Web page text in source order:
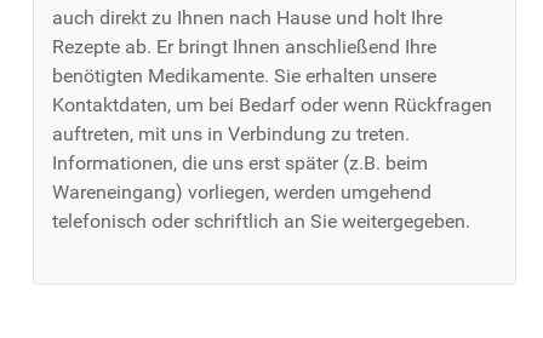
auch direkt zu Ihnen nach Hause und holt Ihre
Rezepte ab. Er bringt Ihnen anschließend Ihre
benötigten Medikamente. Sie erhalten unsere
Kontaktdaten, um bei Bedarf oder wenn Rückfragen
auftreten, mit uns in Verbindung zu treten.
Informationen, die uns erst später (z.B. beim
Wareneingang) vorliegen, werden umgehend
telefonisch oder schriftlich an Sie weitergegeben.